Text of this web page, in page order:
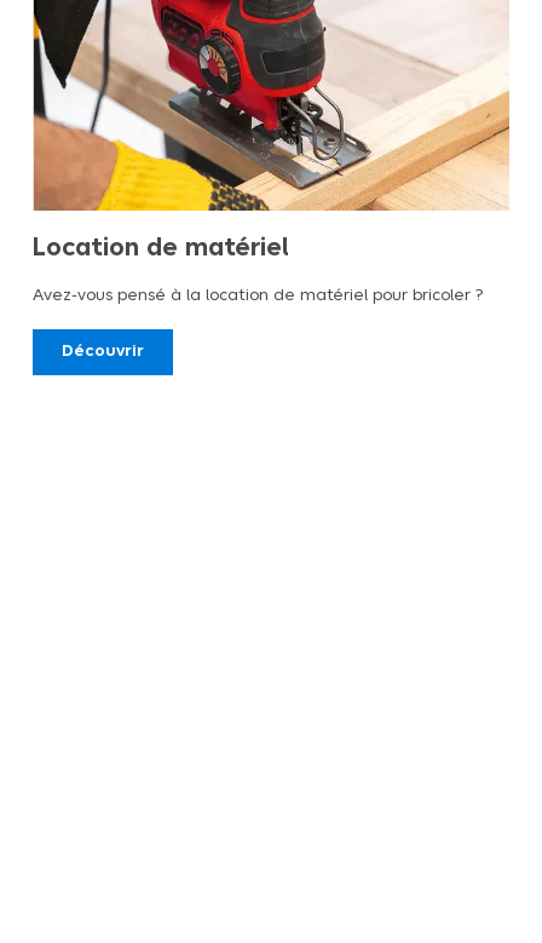
Location de matériel
Avez-vous pensé à la location de matériel pour bricoler ?
Découvrir